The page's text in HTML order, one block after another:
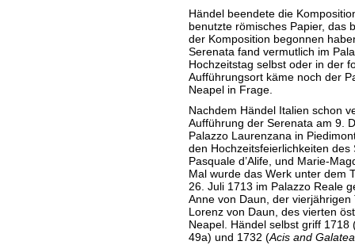
Händel beendete die
benutzte römisches Papier, das
der Komposition begonnen
Serenata fand vermutlich im
Hochzeitstag selbst oder in der
Aufführungsort käme noch der
Neapel in Frage.
Nachdem Händel Italien schon
Aufführung der Serenata am 9.
Palazzo Laurenzana in
den Hochzeitsfeierlichkeiten
Pasquale d’Alife, und Marie-
Mal wurde das Werk unter dem
26. Juli 1713 im Palazzo Reale
Anne von Daun, der
Lorenz von Daun, des vierten
Neapel. Händel selbst griff 1718
49a) und 1732 (Acis and Galatea